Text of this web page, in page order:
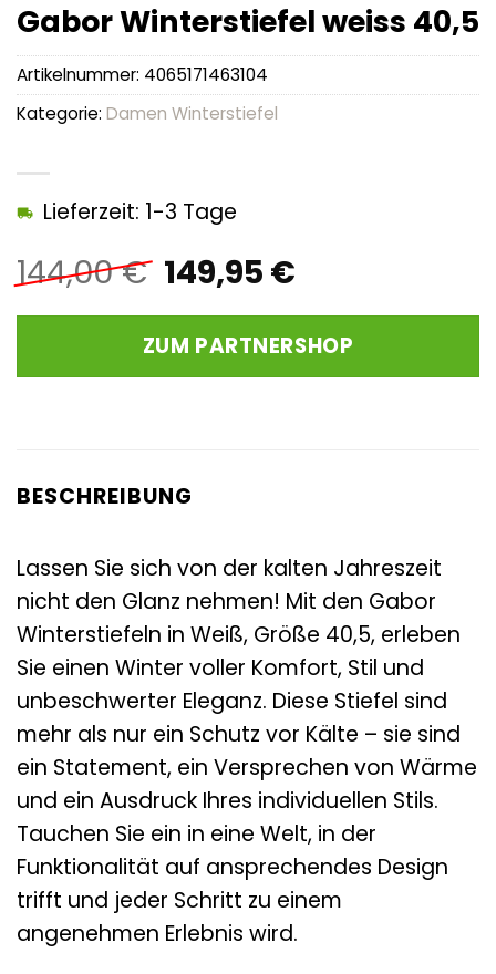
Gabor Winterstiefel weiss 40,5
144,00€ Ursprünglicher
Preis
war:
144,00 €
149,95 €Aktueller
ist:
149,95 €.
Lieferzeit: 1-3 Tage
ZUM PARTNERSHOP
Artikelnummer: 4065171463104
Kategorie: Damen Winterstiefel
BESCHREIBUNG
Lassen Sie sich von der kalten Jahreszeit
nicht den Glanz nehmen! Mit den Gabor
Winterstiefeln in Weiß, Größe 40,5, erleben
Sie einen Winter voller Komfort, Stil und
unbeschwerter Eleganz. Diese Stiefel sind
mehr als nur ein Schutz vor Kälte – sie sind
ein Statement, ein Versprechen von Wärme
und ein Ausdruck Ihres individuellen Stils.
Tauchen Sie ein in eine Welt, in der
Funktionalität auf ansprechendes Design
trifft und jeder Schritt zu einem
angenehmen Erlebnis wird.